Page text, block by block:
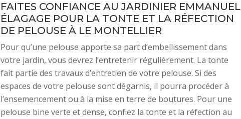
FAITES CONFIANCE AU JARDINIER EMMANUEL
ÉLAGAGE POUR LA TONTE ET LA RÉFECTION
DE PELOUSE À LE MONTELLIER
Pour qu’une pelouse apporte sa part d’embellissement dans
votre jardin, vous devrez l’entretenir régulièrement. La tonte
fait partie des travaux d’entretien de votre pelouse. Si des
espaces de votre pelouse sont dégarnis, il pourra procéder à
l’ensemencement ou à la mise en terre de boutures. Pour une
pelouse bine verte et dense, confiez la tonte et la réfection au